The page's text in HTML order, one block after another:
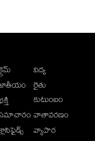
విద్య
రైతు
కుటుంబం
వాతావరణం
వ్యాపార